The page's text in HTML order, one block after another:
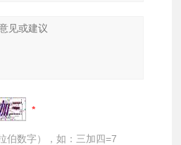
伯数字），如：三加四=7